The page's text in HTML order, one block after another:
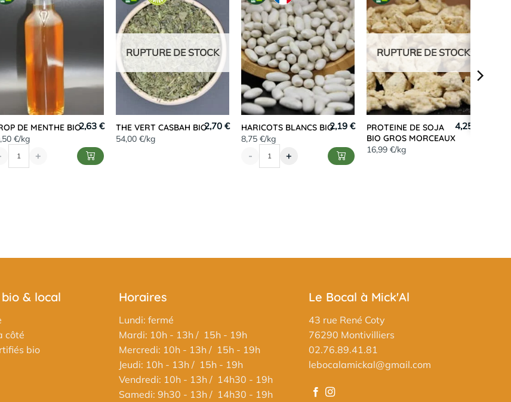
DE MENTHE BIO
€/kg
2,63 €
+
RUPTURE DE STOCK
THE VERT CASBAH BIO
54,00 €/kg
2,70 €
HARICOTS BLANCS BIO
8,75 €/kg
2,19 €
- +
RUPTURE DE STOCK
PROTEINE DE SOJA
BIO GROS MORCEAUX
16,99 €/kg
4,25 €
& local
côté
bio
Horaires
Lundi: fermé
Mardi: 10h - 13h / 15h - 19h
Mercredi: 10h - 13h / 15h - 19h
Jeudi: 10h - 13h / 15h - 19h
Vendredi: 10h - 13h / 14h30 - 19h
Samedi: 9h30 - 13h / 14h30 - 19h
Le Bocal à Mick'Al
43 rue René Coty
76290 Montivilliers
02.76.89.41.81
lebocalamickal@gmail.com